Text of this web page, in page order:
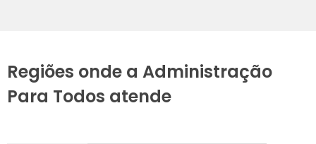
Regiões onde a Administração
Para Todos atende